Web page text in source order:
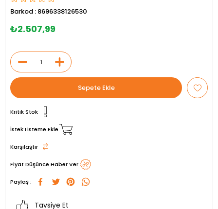
Barkod : 8696338126530
₺2.507,99
Kritik Stok
İstek Listeme Ekle
Karşılaştır
Fiyat Düşünce Haber Ver
Paylaş :
Tavsiye Et